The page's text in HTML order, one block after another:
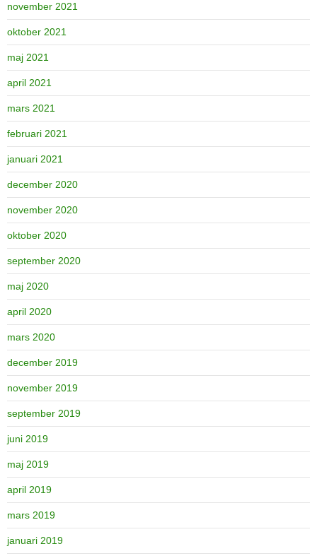
november 2021
oktober 2021
maj 2021
april 2021
mars 2021
februari 2021
januari 2021
december 2020
november 2020
oktober 2020
september 2020
maj 2020
april 2020
mars 2020
december 2019
november 2019
september 2019
juni 2019
maj 2019
april 2019
mars 2019
januari 2019